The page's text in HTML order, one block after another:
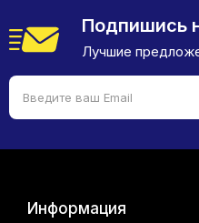
Подпишись
Лучшие
Информация